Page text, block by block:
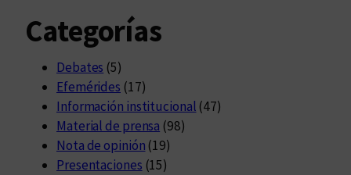
Categorías
Debates (5)
Efemérides (17)
Información institucional (47)
Material de prensa (98)
Nota de opinión (19)
Presentaciones (15)